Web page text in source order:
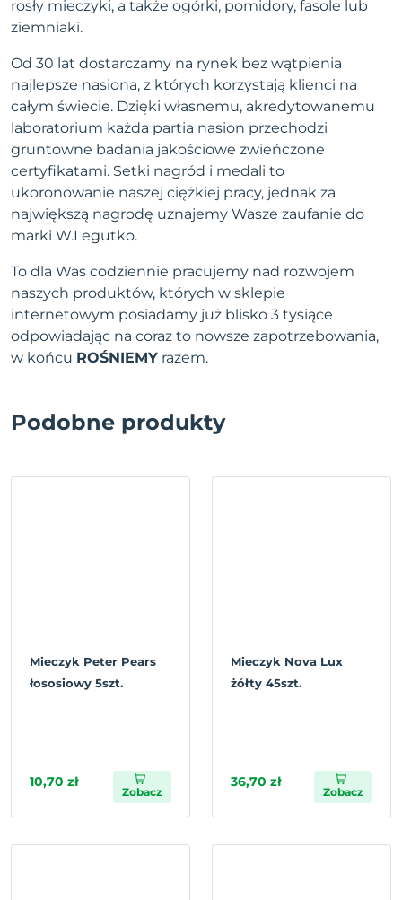
rosły mieczyki, a także ogórki, pomidory, fasole lub
ziemniaki.
Od 30 lat dostarczamy na rynek bez wątpienia
najlepsze nasiona, z których korzystają klienci na
całym świecie. Dzięki własnemu, akredytowanemu
laboratorium każda partia nasion przechodzi
gruntowne badania jakościowe zwieńczone
certyfikatami. Setki nagród i medali to
ukoronowanie naszej ciężkiej pracy, jednak za
największą nagrodę uznajemy Wasze zaufanie do
marki W.Legutko.
To dla Was codziennie pracujemy nad rozwojem
naszych produktów, których w sklepie
internetowym posiadamy już blisko 3 tysiące
odpowiadając na coraz to nowsze zapotrzebowania,
w końcu ROŚNIEMY razem.
Podobne produkty
Mieczyk Peter Pears
łososiowy 5szt.
10,70 zł
Zobacz
Mieczyk Nova Lux
żółty 45szt.
36,70 zł
Zobacz